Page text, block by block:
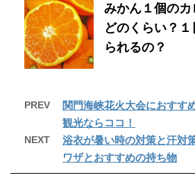
みかん１個の
どのくらい？
られるの？
PREV
関門海峡花火大会におすす
観光ならココ！
NEXT
浴衣が暑い時の対策と汗対
ワザとおすすめの持ち物